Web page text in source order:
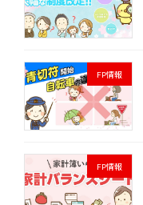
FP情報
FP情報